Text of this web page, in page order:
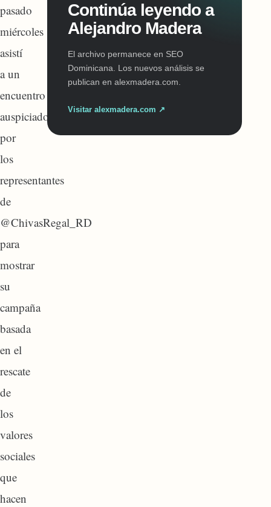
pasado
miércoles
asistí
a un
encuentro
auspiciado
por
los
representantes
de
@ChivasRegal_RD
para
mostrar
su
campaña
basada
en el
rescate
de
los
valores
sociales
que
hacen
Continúa leyendo a
Alejandro Madera
El archivo permanece en SEO
Dominicana. Los nuevos análisis se
publican en alexmadera.com.
Visitar alexmadera.com ↗